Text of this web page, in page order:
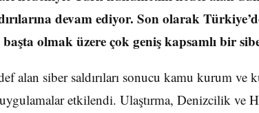
devam ediyor. Son olarak
olmak üzere çok geniş kapsamlı bir
alan siber saldırıları sonucu kamu kurum ve
etkilendi. Ulaştırma, Denizcilik ve